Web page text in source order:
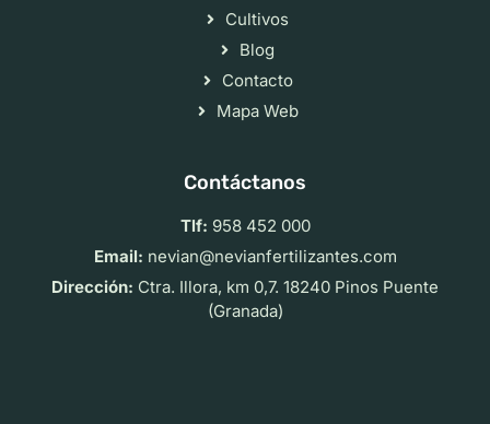
Cultivos
Blog
Contacto
Mapa Web
Contáctanos
Tlf: 958 452 000
Email: nevian@nevianfertilizantes.com
Dirección: Ctra. Illora, km 0,7. 18240 Pinos Puente
(Granada)